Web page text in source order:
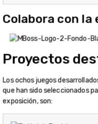
Colabora con la
Proyectos
Los ochos juegos
que han sido seleccionados
exposición, son: